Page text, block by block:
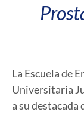
La Escuela de
Universitaria
a su